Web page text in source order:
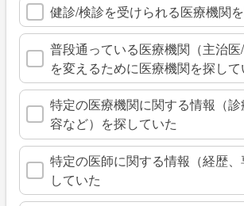
健診/検診を受けられる医療機関
普段通っている医療機関（主治医/
を変えるために医療機関を探して
特定の医療機関に関する情報（
容など）を探していた
特定の医師に関する情報（経歴
していた